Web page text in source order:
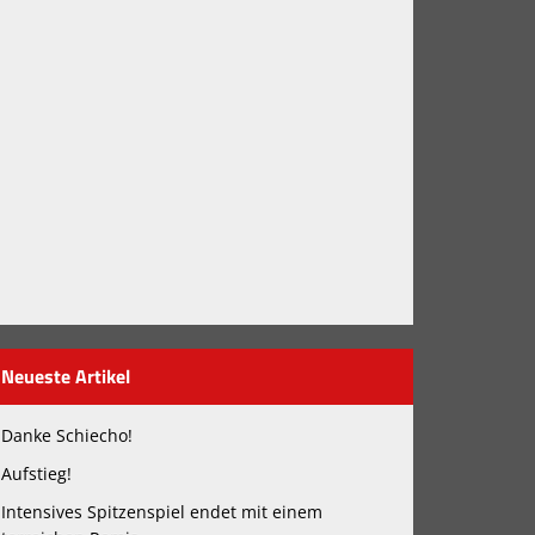
Neueste Artikel
Danke Schiecho!
Aufstieg!
Intensives Spitzenspiel endet mit einem